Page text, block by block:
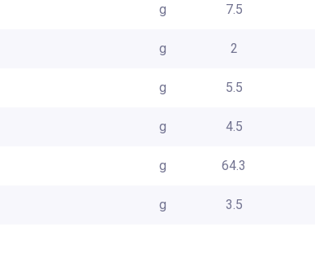
g 7.5
g 2
g 5.5
g 4.5
g 64.3
g 3.5